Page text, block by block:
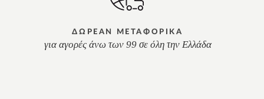
ΔΩΡΕΑΝ ΜΕΤΑΦΟΡΙΚΑ
για αγορές άνω των 99 σε όλη την Ελλάδα